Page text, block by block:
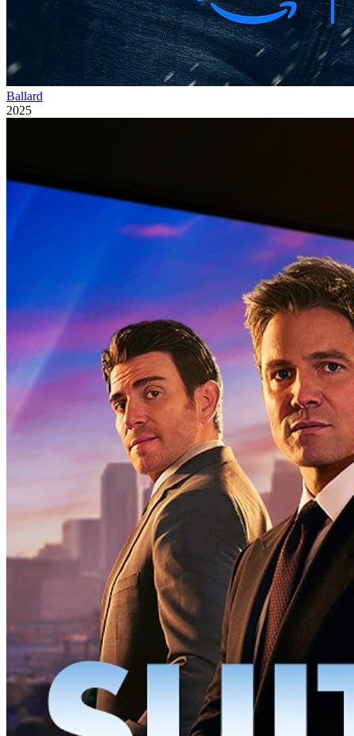
Ballard
2025